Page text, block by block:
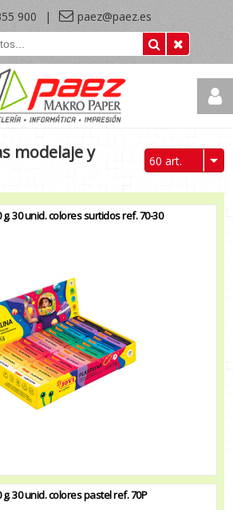
900 | paez@paez.es
modelaje y 60 art.
g. 30 unid. colores surtidos ref. 70-30
g. 30 unid. colores pastel ref. 70P